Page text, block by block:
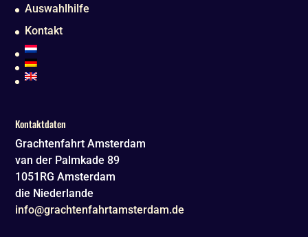
Auswahlhilfe
Kontakt
Kontaktdaten
Grachtenfahrt Amsterdam
van der Palmkade 89
1051RG Amsterdam
die Niederlande
info@grachtenfahrtamsterdam.de